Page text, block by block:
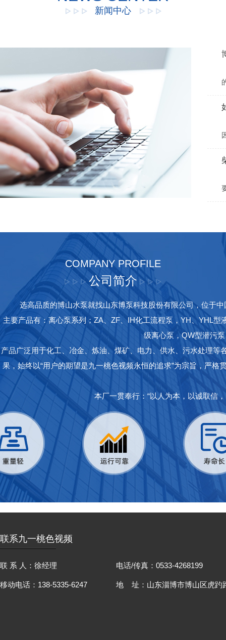
新闻中心
COMPANY PROFILE
公司简介
选高品质的博山水泵就找山东博泵科技股份有限公司，位于
主要产品有：离心泵系列；ZA、ZF、IH化工流程泵，YH、YHL
级离心泵，QW型潜污
产品广泛用于化工、冶金、炼油、煤矿、电力、供水、污水处理
果，始终以“用户的期望是九一桃色视频永恒的追求”为宗旨，严
本厂一贯奉行：“以人为本，以诚取信
联系九一桃色视频
联 系 人：徐经理
移动电话：138-5335-6247
电话/传真：0533-4268199
地 址：山东淄博市博山区虎趵